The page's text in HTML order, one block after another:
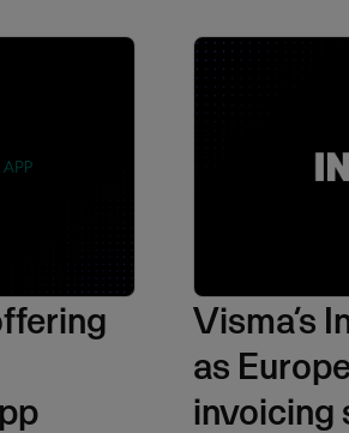
Visma’s
as
invoicing